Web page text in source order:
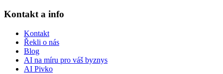
Kontakt a info
Kontakt
Řekli o nás
Blog
AI na míru pro váš byznys
AI Pivko